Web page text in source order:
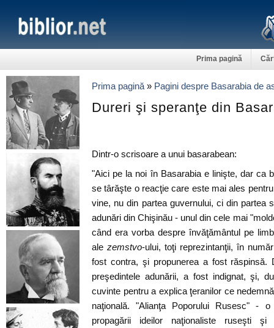
Prima pagină
Prima pagină » Pagini despre Basarabia de
Dureri şi speranţe din
Dintr-o scrisoare a unui basarabean:
"Aici pe la noi în Basarabia e linişte, dar ca
se târăşte o reacţie care este mai ales
vine, nu din partea guvernului, ci din partea
adunări din Chişinău - unul din cele mai
când era vorba despre învăţământul pe
ale zemstvo-ului, toţi reprezintanţii, în
fost contra, şi propunerea a fost răspinsă.
preşedintele adunării, a fost indignat, şi,
cuvinte pentru a explica ţeranilor ce
naţională. "Alianţa Poporului Rusesc" -
propagării ideilor naţionaliste ruseşti şi